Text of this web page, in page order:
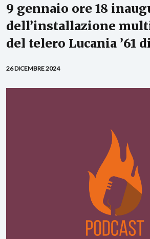
9 gennaio ore 18
dell’installazione
del telero Lucania ’61
26 DICEMBRE 2024